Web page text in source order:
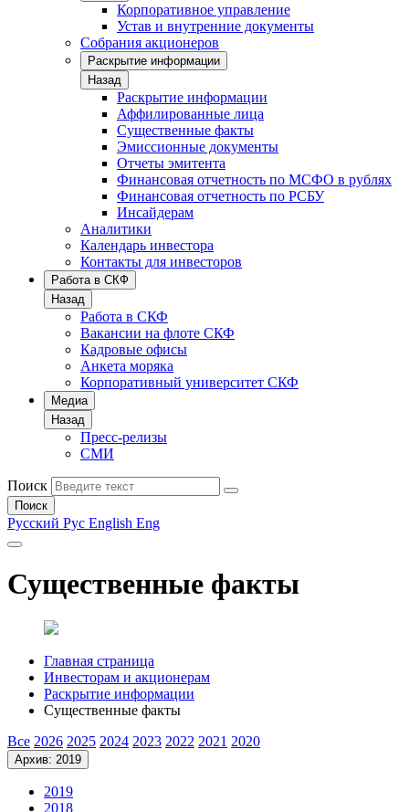
Корпоративное управление
Устав и внутренние документы
Собрания акционеров
Раскрытие информации
Назад
Раскрытие информации
Аффилированные лица
Существенные факты
Эмиссионные документы
Отчеты эмитента
Финансовая отчетность по МСФО в рублях
Финансовая отчетность по РСБУ
Инсайдерам
Аналитики
Календарь инвестора
Контакты для инвесторов
Работа в СКФ
Назад
Работа в СКФ
Вакансии на флоте СКФ
Кадровые офисы
Анкета моряка
Корпоративный университет СКФ
Медиа
Назад
Пресс-релизы
СМИ
Поиск
Поиск
Русский Рус English Eng
Существенные факты
Главная страница
Инвесторам и акционерам
Раскрытие информации
Существенные факты
Все 2026 2025 2024 2023 2022 2021 2020
Архив: 2019
2019
2018